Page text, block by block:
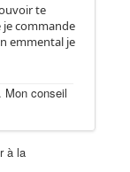
te
commande
emmental je
conseil
à la